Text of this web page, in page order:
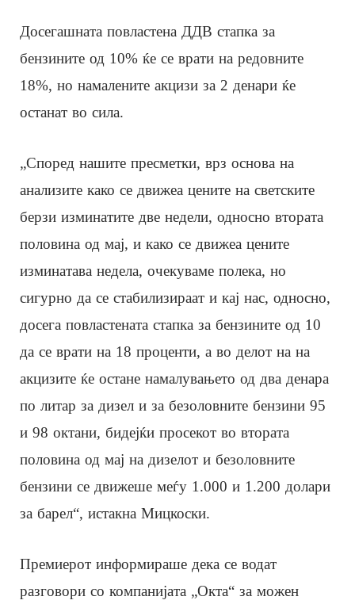
Досегашната повластена ДДВ стапка за
бензините од 10% ќе се врати на редовните
18%, но намалените акцизи за 2 денари ќе
останат во сила.
„Според нашите пресметки, врз основа на
анализите како се движеа цените на светските
берзи изминатите две недели, односно втората
половина од мај, и како се движеа цените
изминатава недела, очекуваме полека, но
сигурно да се стабилизираат и кај нас, односно,
досега повластената стапка за бензините од 10
да се врати на 18 проценти, а во делот на на
акцизите ќе остане намалувањето од два денара
по литар за дизел и за безоловните бензини 95
и 98 октани, бидејќи просекот во втората
половина од мај на дизелот и безоловните
бензини се движеше меѓу 1.000 и 1.200 долари
за барел“, истакна Мицкоски.
Премиерот информираше дека се водат
разговори со компанијата „Окта“ за можен